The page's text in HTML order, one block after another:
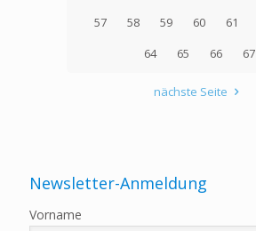
57
58 59 60 61
64
65 66 67
nächste Seite
Newsletter-Anmeldung
Vorname